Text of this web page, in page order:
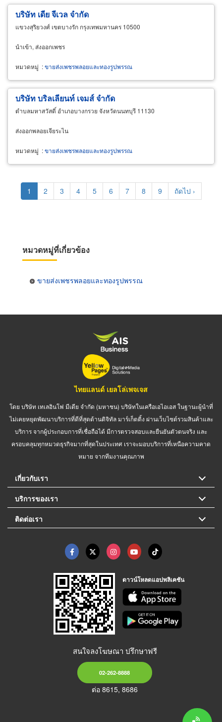
บริษัท เดีย จีเวล จำกัด
แขวงสุริยวงศ์ เขตบางรัก กรุงเทพมหานคร 10500
นำเข้า, ส่งออกเพชร
หมวดหมู่ :ขายส่งเพชรพลอยและทองรูปพรรณ
บริษัท บริลเลียนท์ เจมส์ จำกัด
ตำบลมหาสวัสดิ์ อำเภอบางกรวย จังหวัดนนทบุรี 11130
ส่งออกพลอยเจียระไน
หมวดหมู่ :ขายส่งเพชรพลอยและทองรูปพรรณ
Pagination
Current
page
1 Page
2 Page
3 Page
4 Page
5 Page
6 Page
7 Page
8 Page
9
Next
page
ถัดไป ›
หมวดหมู่ที่เกี่ยวข้อง
ขายส่งเพชรพลอยและทองรูปพรรณ
ไทยแลนด์ เยลโล่เพจเจส
โดย บริษัท เทเลอินโฟ มีเดีย จำกัด (มหาชน) บริษัทในเครือเอไอเอส ในฐานะผู้นำที่
ไม่เคยหยุดพัฒนาบริการที่ดีที่สุดด้านดิจิทัล มาร์เก็ตติ้ง ผ่านเว็บไซต์รวมสินค้าและ
บริการ จากผู้ประกอบการที่เชื่อถือได้ มีการตรวจสอบและยืนยันตัวตนจริง และ
ครอบคลุมทุกหมวดธุรกิจมากที่สุดในประเทศ เราจะมอบบริการที่เหนือความคาด
หมาย จากทีมงานคุณภาพ
เกี่ยวกับเรา
บริการของเรา
ติดต่อเรา
ดาวน์โหลดแอปพลิเคชัน
สนใจลงโฆษณา ปรึกษาฟรี
02-262-8888
ต่อ 8615, 8686